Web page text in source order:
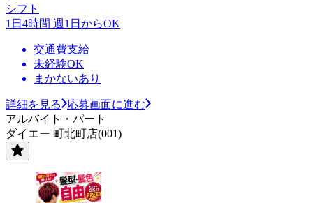
シフト
1日4時間 週1日からOK
交通費支給
未経験OK
まかないあり
詳細を見る
応募画面に進む
アルバイト・パート
ダイエー 町北町店(001)